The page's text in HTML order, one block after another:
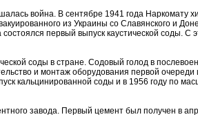
война. В сентябре 1941 года Наркомату
из Украины со Славянского и
первый выпуск каустической соды. С
соды в стране. Содовый голод в
и монтаж оборудования первой очереди
кальцинированной соды и в 1956 году по
завода. Первый цемент был получен в